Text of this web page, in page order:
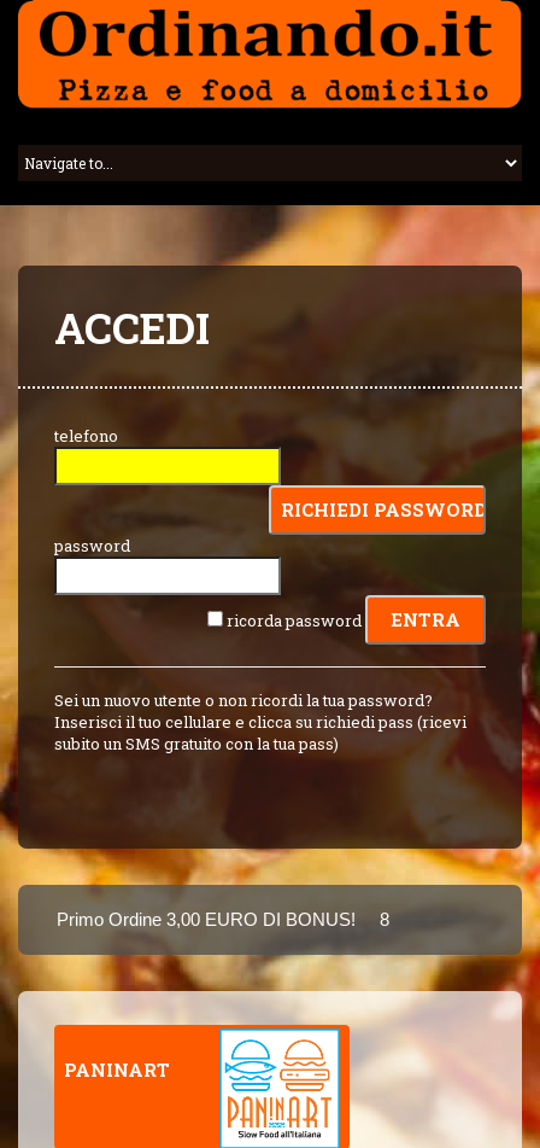
ACCEDI
telefono
password
ricorda password
Sei un nuovo utente o non ricordi la tua password?
Inserisci il tuo cellulare e clicca su richiedi pass (ricevi
subito un SMS gratuito con la tua pass)
Primo Ordine 3,00 EURO DI BONUS!
8 PUNTI 3,00 EURO
PANINART